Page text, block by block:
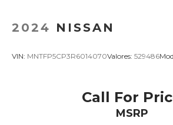
2024 NISSAN
VIN: MNTFP5CP3R6014070Valores: 529486
Call For
MSRP